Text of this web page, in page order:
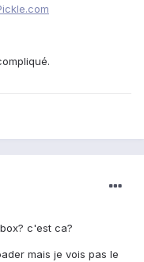
c'est ca?
mais je vois pas le